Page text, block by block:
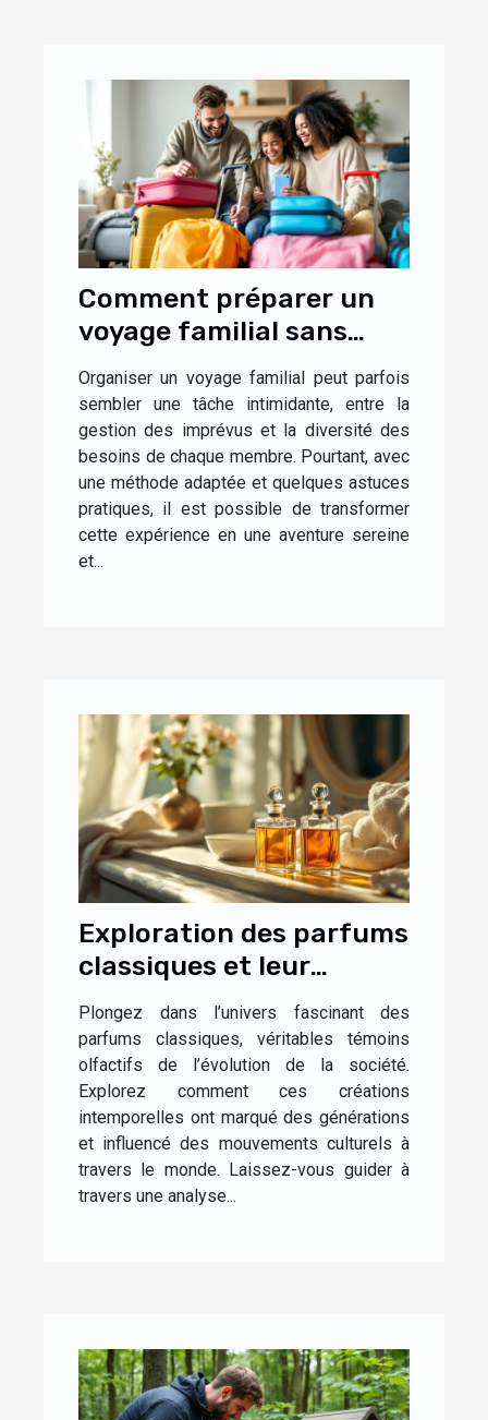
Comment préparer un
voyage familial sans
stress ?
Organiser un voyage familial peut parfois
sembler une tâche intimidante, entre la
gestion des imprévus et la diversité des
besoins de chaque membre. Pourtant, avec
une méthode adaptée et quelques astuces
pratiques, il est possible de transformer
cette expérience en une aventure sereine
et...
Exploration des parfums
classiques et leur
impact culturel
Plongez dans l’univers fascinant des
parfums classiques, véritables témoins
olfactifs de l’évolution de la société.
Explorez comment ces créations
intemporelles ont marqué des générations
et influencé des mouvements culturels à
travers le monde. Laissez-vous guider à
travers une analyse...